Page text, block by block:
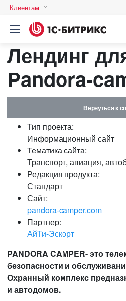
Клиентам
Логин
Пароль
Забыли свой
или войдите
Лендинг
Pandora-
Вернуться к
Тип проекта:
Информационный сайт
Тематика сайта:
Транспорт, авиация,
Редакция продукта:
Стандарт
Сайт:
pandora-camper.com
Партнер:
АйТи-Эскорт
PANDORA CAMPER- это
безопасности и
Охранный комплекс
и автодомов.